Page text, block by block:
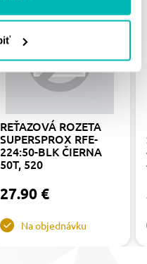
REŤAZOVÁ ROZETA
SUPERSPROX RFE-
224:50-BLK ČIERNA
50T, 520
27.90 €
Na objednávku